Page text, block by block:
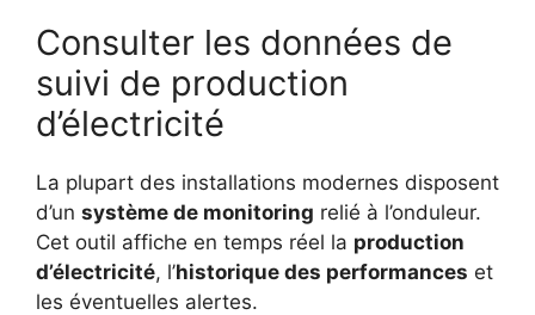
Consulter les données de
suivi de production
d’électricité
La plupart des installations modernes disposent
d’un système de monitoring relié à l’onduleur.
Cet outil affiche en temps réel la production
d’électricité, l’historique des performances et
les éventuelles alertes.